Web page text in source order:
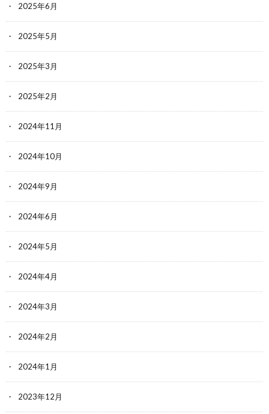
2025年6月
2025年5月
2025年3月
2025年2月
2024年11月
2024年10月
2024年9月
2024年6月
2024年5月
2024年4月
2024年3月
2024年2月
2024年1月
2023年12月